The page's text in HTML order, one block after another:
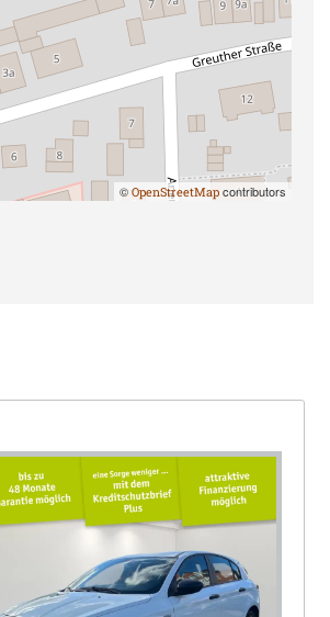
© OpenStreetMap contributors